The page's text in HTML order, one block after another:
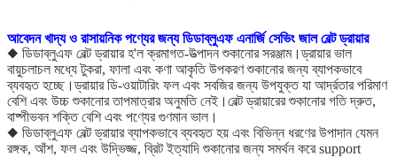
আবেদনখাদ্য ও রাসায়নিক পণ্যের জন্য ডিডাব্লুএফ এনার্জি সেভিং জাল বেল্ট ড্রায়ার
◆ ডিডাব্লুএফ বেল্ট ড্রায়ার হ'ল ক্রমাগত-উত্পাদন শুকানোর সরঞ্জাম।ড্রায়ার ভাল
বায়ুচলাচল মধ্যে টুকরা, ফালা এবং কণা আকৃতি উপকরণ শুকানোর জন্য ব্যাপকভাবে
ব্যবহৃত হচ্ছে।ড্রায়ার ডি-ওয়াটারিং ফল এবং সবজির জন্য উপযুক্ত যা আর্দ্রতার পরিমাণ
বেশি এবং উচ্চ শুকানোর তাপমাত্রার অনুমতি নেই।বেল্ট ড্রায়ারের শুকানোর গতি দ্রুত,
বাষ্পীভবন শক্তি বেশি এবং পণ্যের গুণমান ভাল।
◆ ডিডাব্লুএফ বেল্ট ড্রায়ার ব্যাপকভাবে ব্যবহৃত হয় এবং বিভিন্ন ধরণের উপাদান যেমন
রঙ্গক, আঁশ, ফল এবং উদ্ভিজ্জ, ব্রিট ইত্যাদি শুকানোর জন্য সমর্থন করে support